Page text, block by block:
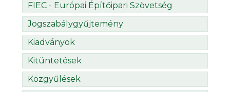
FIEC - Európai Építőipari Szövetség
Jogszabálygyűjtemény
Kiadványok
Kitüntetések
Közgyűlések